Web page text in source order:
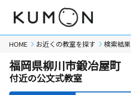
HOME お近くの教室を探す 検索結果
福岡県柳川市鍛冶屋町
付近の公文式教室